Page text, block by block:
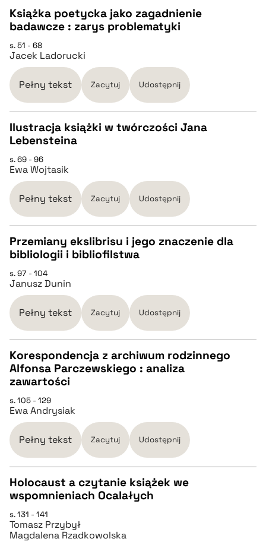
pobierz cytat
pobierz cytat
BIBTEX
pobierz cytat
Książka poetycka jako zagadnienie
badawcze : zarys problematyki
s. 51 - 68
Jacek Ladorucki
Pełny tekst Zacytuj Udostępnij
pobierz cytat
BIBTEX
pobierz cytat
Ilustracja książki w twórczości Jana
Lebensteina
s. 69 - 96
Ewa Wojtasik
Pełny tekst Zacytuj Udostępnij
CZYSTY TEKST
pobierz cytat
BIBTEX
pobierz cytat
Przemiany ekslibrisu i jego znaczenie dla
bibliologii i bibliofilstwa
s. 97 - 104
Janusz Dunin
Pełny tekst Zacytuj Udostępnij
CZYSTY TEKST
pobierz cytat
BIBTEX
pobierz cytat
Korespondencja z archiwum rodzinnego
Alfonsa Parczewskiego : analiza
zawartości
s. 105 - 129
Ewa Andrysiak
Pełny tekst Zacytuj Udostępnij
CZYSTY TEKST
pobierz cytat
Holocaust a czytanie książek we
wspomnieniach Ocalałych
s. 131 - 141
Tomasz Przybył
Magdalena Rzadkowolska